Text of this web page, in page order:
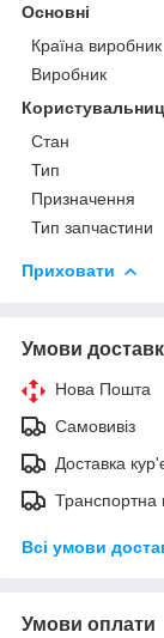
Основні
Країна виробник
Виробник
Стан
Тип
Призначення
Тип запчастини
Приховати
Умови
Нова Пошта
Самовивіз
Доставка
Транспортна
Всі умови
Умови оплати